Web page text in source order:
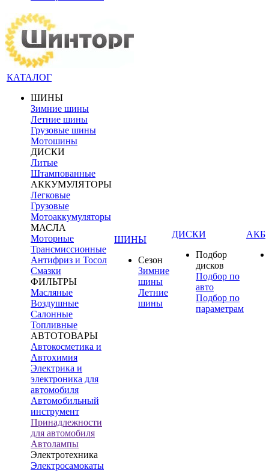
КАТАЛОГ
ШИНЫ
Зимние шины
Летние шины
Грузовые шины
Мотошины
ДИСКИ
Литые
Штампованные
АККУМУЛЯТОРЫ
Легковые
Грузовые
Мотоаккумуляторы
МАСЛА
Моторные
Трансмиссионные
Антифриз и Тосол
Смазки
ФИЛЬТРЫ
Масляные
Воздушные
Салонные
Топливные
АВТОТОВАРЫ
Автокосметика и
Автохимия
Электрика и
электроника для
автомобиля
Автомобильный
инструмент
Принадлежности
для автомобиля
Автолампы
Электротехника
Электросамокаты
ШИНЫ
Сезон
Зимние
шины
Летние
шины
ДИСКИ
Подбор
дисков
Подбор по
авто
Подбор по
параметрам
АКБ